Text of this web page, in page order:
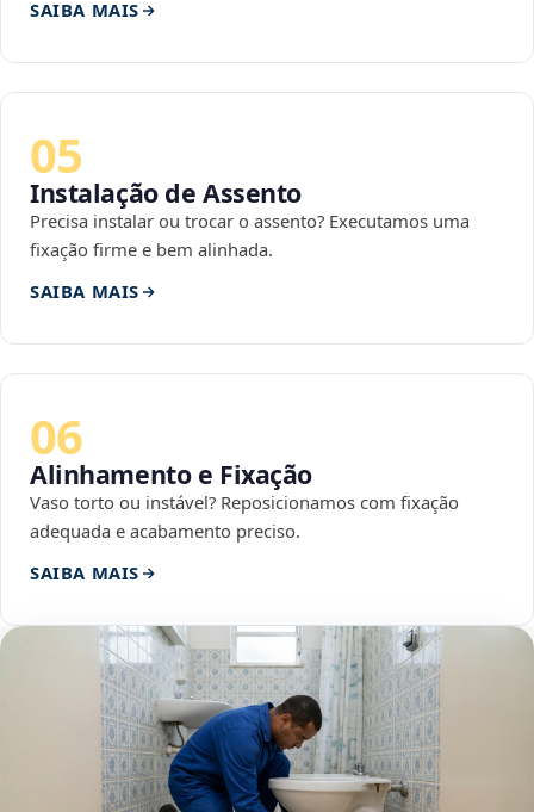
SAIBA MAIS
05
Instalação de Assento
Precisa instalar ou trocar o assento? Executamos uma
fixação firme e bem alinhada.
SAIBA MAIS
06
Alinhamento e Fixação
Vaso torto ou instável? Reposicionamos com fixação
adequada e acabamento preciso.
SAIBA MAIS